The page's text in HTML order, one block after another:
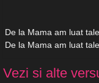
De la Mama am luat
De la Mama am luat
Vezi si alte